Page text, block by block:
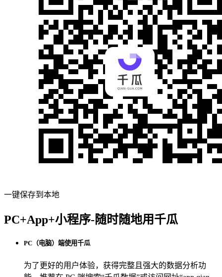
一键保存到本地
PC+App+小程序-随时随地用千瓜
PC（电脑）端使用千瓜
为了更好的用户体验，获得完整且强大的数据分析功